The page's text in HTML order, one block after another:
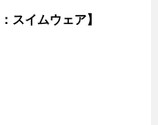
スイムウェア】